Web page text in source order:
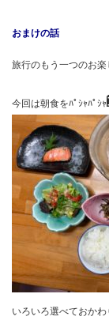
おまけの話
旅行のもう一つのお
今回は朝食をﾊﾟｼｬﾊﾟｼｬ
いろいろ選べておか